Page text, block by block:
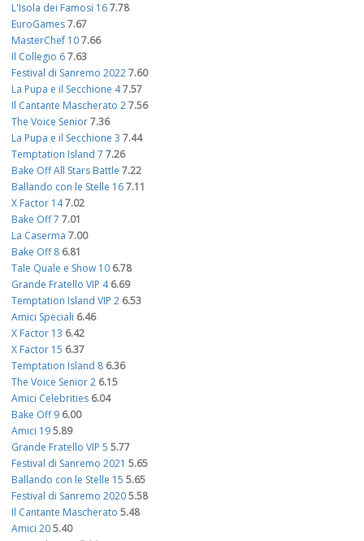
L'Isola dei Famosi 167.78
EuroGames7.67
MasterChef 107.66
Il Collegio 67.63
Festival di Sanremo 20227.60
La Pupa e il Secchione 47.57
Il Cantante Mascherato 27.56
The Voice Senior7.36
La Pupa e il Secchione 3 7.44
Temptation Island 7 7.26
Bake Off All Stars Battle 7.22
Ballando con le Stelle 167.11
X Factor 147.02
Bake Off 7 7.01
La Caserma 7.00
Bake Off 8 6.81
Tale Quale e Show 10 6.78
Grande Fratello VIP 4 6.69
Temptation Island VIP 2 6.53
Amici Speciali 6.46
X Factor 13 6.42
X Factor 15 6.37
Temptation Island 8 6.36
The Voice Senior 2 6.15
Amici Celebrities 6.04
Bake Off 9 6.00
Amici 195.89
Grande Fratello VIP 5 5.77
Festival di Sanremo 2021 5.65
Ballando con le Stelle 15 5.65
Festival di Sanremo 20205.58
Il Cantante Mascherato 5.48
Amici 205.40